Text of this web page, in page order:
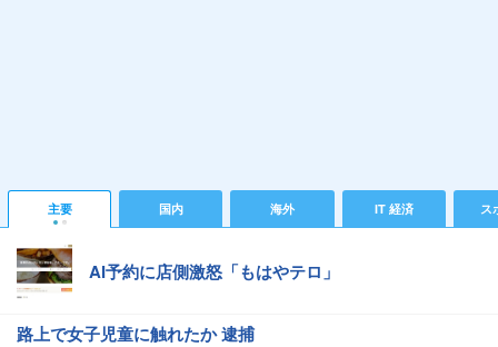
主要 国内 海外 IT 経済 ス
AI予約に店側激怒「もはやテロ」
路上で女子児童に触れたか 逮捕